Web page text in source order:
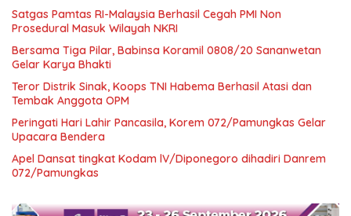
Satgas Pamtas RI-Malaysia Berhasil Cegah PMI Non
Prosedural Masuk Wilayah NKRI
Bersama Tiga Pilar, Babinsa Koramil 0808/20 Sananwetan
Gelar Karya Bhakti
Teror Distrik Sinak, Koops TNI Habema Berhasil Atasi dan
Tembak Anggota OPM
Peringati Hari Lahir Pancasila, Korem 072/Pamungkas Gelar
Upacara Bendera
Apel Dansat tingkat Kodam lV/Diponegoro dihadiri Danrem
072/Pamungkas